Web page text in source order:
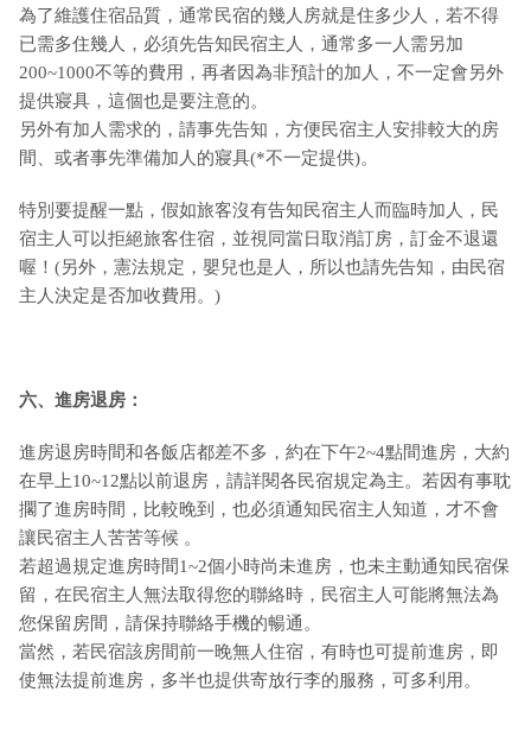
為了維護住宿品質，通常民宿的幾人房就是住多少人，若不得
已需多住幾人，必須先告知民宿主人，通常多一人需另加
200~1000不等的費用，再者因為非預計的加人，不一定會另外
提供寢具，這個也是要注意的。
另外有加人需求的，請事先告知，方便民宿主人安排較大的房
間、或者事先準備加人的寢具(*不一定提供)。
特別要提醒一點，假如旅客沒有告知民宿主人而臨時加人，民
宿主人可以拒絕旅客住宿，並視同當日取消訂房，訂金不退還
喔！(另外，憲法規定，嬰兒也是人，所以也請先告知，由民宿
主人決定是否加收費用。)
六、進房退房：
進房退房時間和各飯店都差不多，約在下午2~4點間進房，大約
在早上10~12點以前退房，請詳閱各民宿規定為主。若因有事耽
擱了進房時間，比較晚到，也必須通知民宿主人知道，才不會
讓民宿主人苦苦等候 。
若超過規定進房時間1~2個小時尚未進房，也未主動通知民宿保
留，在民宿主人無法取得您的聯絡時，民宿主人可能將無法為
您保留房間，請保持聯絡手機的暢通。
當然，若民宿該房間前一晚無人住宿，有時也可提前進房，即
使無法提前進房，多半也提供寄放行李的服務，可多利用。